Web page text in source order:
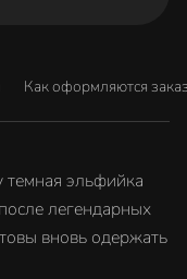
Как оформляются
эльфийка
легендарных
вновь одержать